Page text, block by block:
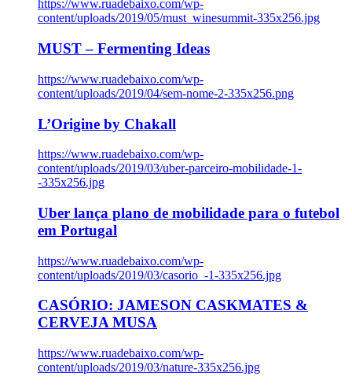
https://www.ruadebaixo.com/wp-
content/uploads/2019/05/must_winesummit-335x256.jpg
MUST – Fermenting Ideas
https://www.ruadebaixo.com/wp-
content/uploads/2019/04/sem-nome-2-335x256.png
L’Origine by Chakall
https://www.ruadebaixo.com/wp-
content/uploads/2019/03/uber-parceiro-mobilidade-1-
-335x256.jpg
Uber lança plano de mobilidade para o futebol
em Portugal
https://www.ruadebaixo.com/wp-
content/uploads/2019/03/casorio_-1-335x256.jpg
CASÓRIO: JAMESON CASKMATES &
CERVEJA MUSA
https://www.ruadebaixo.com/wp-
content/uploads/2019/03/nature-335x256.jpg